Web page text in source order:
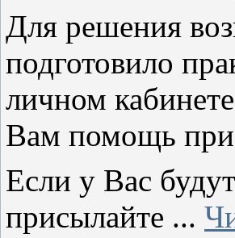
Для решения
подготовило
личном
Вам помощь
Если у Вас
присылайте ...